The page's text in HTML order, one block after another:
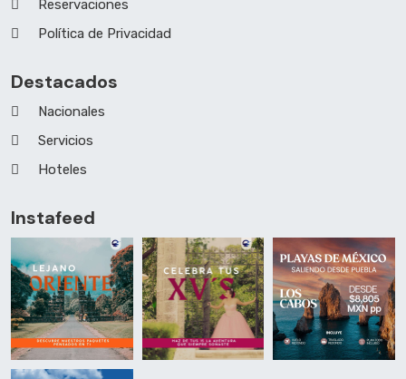
Reservaciones
Política de Privacidad
Destacados
Nacionales
Servicios
Hoteles
Instafeed